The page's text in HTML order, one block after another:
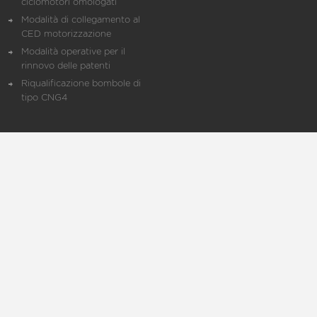
ciclomotori omologati
Modalità di collegamento al
CED motorizzazione
Modalità operative per il
rinnovo delle patenti
Riqualificazione bombole di
tipo CNG4